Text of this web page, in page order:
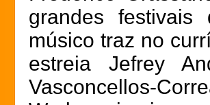
grandes
músico traz no
estreia Jefrey
Vasconcellos-